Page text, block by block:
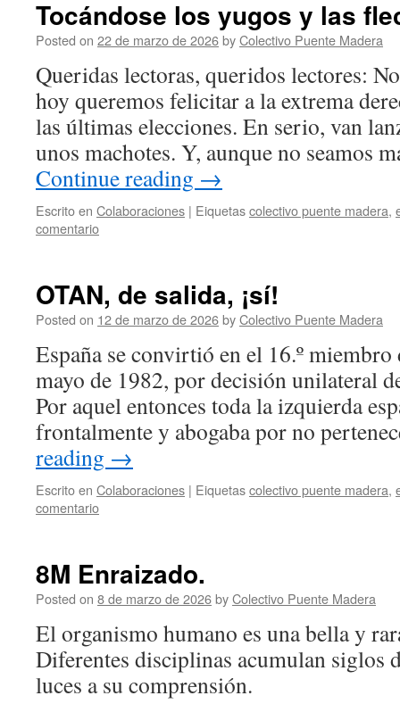
Tocándose los yugos y las
Posted on 22 de marzo de 2026byColectivo Puente Madera
Queridas lectoras, queridos lectores:
hoy queremos felicitar a la extrema
las últimas elecciones. En serio, van
unos machotes. Y, aunque no seamos
Continue reading →
Escrito en Colaboraciones | Eiquetascolectivo puente madera,
comentario
OTAN, de salida, ¡sí!
Posted on 12 de marzo de 2026byColectivo Puente Madera
España se convirtió en el 16.º
mayo de 1982, por decisión unilateral
Por aquel entonces toda la izquierda
frontalmente y abogaba por no
reading →
Escrito en Colaboraciones | Eiquetascolectivo puente madera,
comentario
8M Enraizado.
Posted on 8 de marzo de 2026byColectivo Puente Madera
El organismo humano es una bella y
Diferentes disciplinas acumulan siglos
luces a su comprensión.